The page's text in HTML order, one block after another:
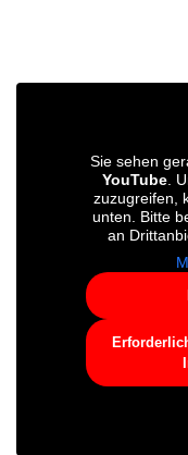
Sie sehen
YouTube.
zuzugreifen,
unten. Bitte
an